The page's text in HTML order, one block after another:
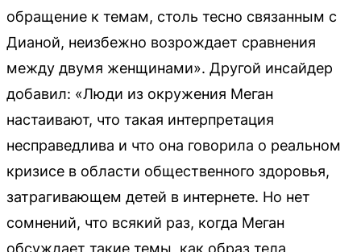
обращение к темам, столь тесно связанным с
Дианой, неизбежно возрождает сравнения
между двумя женщинами». Другой инсайдер
добавил: «Люди из окружения Меган
настаивают, что такая интерпретация
несправедлива и что она говорила о реальном
кризисе в области общественного здоровья,
затрагивающем детей в интернете. Но нет
сомнений, что всякий раз, когда Меган
обсуждает такие темы, как образ тела,